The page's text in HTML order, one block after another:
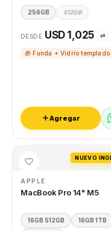
256GB 512GB
DESDE USD 1,025 ⇄
🎁 Funda + Vidrio templado
Agregar
APPLE
MacBook Pro 14" M5
16GB 512GB 16GB 1TB